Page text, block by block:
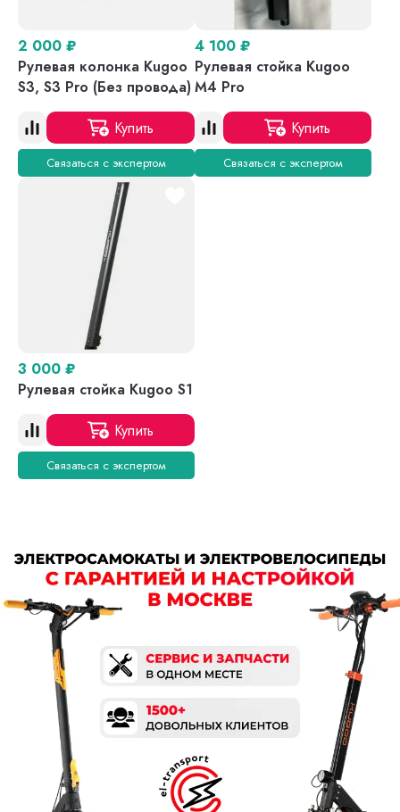
2 000 ₽
Рулевая колонка Kugoo
S3, S3 Pro (Без провода)
Купить
Связаться с экспертом
4 100 ₽
Рулевая стойка Kugoo
M4 Pro
Купить
Связаться с экспертом
3 000 ₽
Рулевая стойка Kugoo S1
Купить
Связаться с экспертом